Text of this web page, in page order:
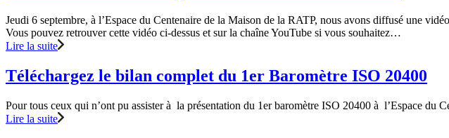
Jeudi 6 septembre, à l’Espace du Centenaire de la Maison de la RATP, nous avons diffusé une
Vous pouvez retrouver cette vidéo ci-dessus et sur la chaîne YouTube si vous souhaitez…
Lire la suite
Téléchargez le bilan complet du 1er Baromètre ISO 20400
Pour tous ceux qui n’ont pu assister à la présentation du 1er baromètre ISO 20400 à l’Espace du
Lire la suite